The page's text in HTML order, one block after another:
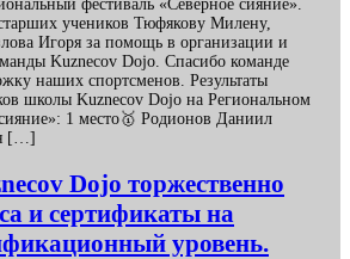
фестиваль «Северное сияние».
учеников Тюфякову Милену,
Игоря за помощь в организации и
Kuznecov Dojo. Спасибо команде
наших спортсменов. Результаты
школы Kuznecov Dojo на Региональном
1 место🥇 Родионов Даниил
[…]
Dojo торжественно
и сертификаты на
уровень.